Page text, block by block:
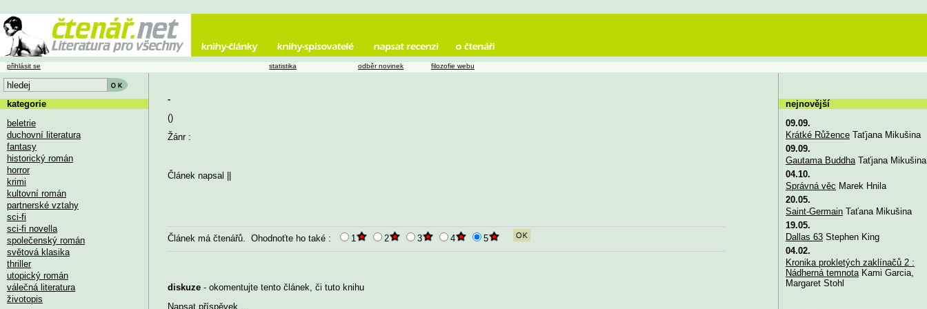
-
()
Žánr :
Článek napsal
Článek máčtenářů. Ohodnoťte ho také : 1 2 3 4 5
diskuze - okomentujte tento článek, či tuto knihu
Napsat příspěvek
přihlásit se statistika odběr novinek filozofie webu
kategorie
beletrie
duchovní literatura
fantasy
historický román
horror
krimi
kultovní román
partnerské vztahy
sci-fi
sci-fi novella
společenský román
světová klasika
thriller
utopický román
válečná literatura
životopis
nejnovější
09.09.
Krátké RůženceTaťjana Mikušina
09.09.
Gautama BuddhaTaťjana Mikušina
04.10.
Správná věc Marek Hnila
20.05.
Saint-GermainTaťana Mikušina
19.05.
Dallas 63Stephen King
04.02.
Kronika prokletých zaklínačů 2 :
Nádherná temnotaKami Garcia,
Margaret Stohl